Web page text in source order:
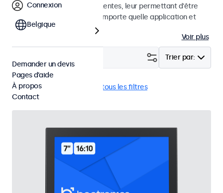
options de montage polyvalentes, leur permettant d'être
intégrés facilement dans n'importe quelle application et
environnement.
Voir plus
Trier par:
RCA Mural Supprimer tous les filtres
Connexion
Belgique
Demander un devis
Pages d’aide
À propos
Contact